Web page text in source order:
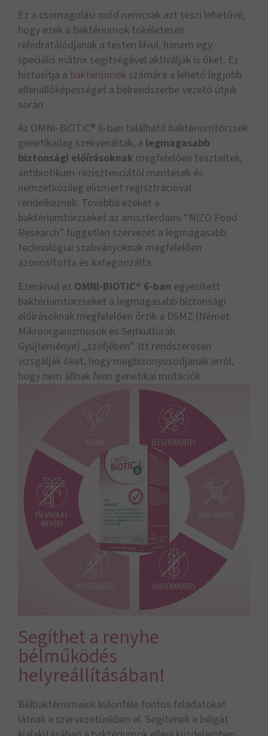
Ez a csomagolási mód nemcsak azt teszi lehetővé,
hogy ezek a baktériumok tökéletesen
rehidratálódjanak a testen kívül, hanem egy
speciális mátrix segítségével aktiválják is őket. Ez
biztosítja a baktériumok számára a lehető legjobb
ellenállóképességet a bélrendszerbe vezető útjuk
során.
Az OMNi-BiOTiC® 6-ban található baktériumtörzsek
genetikailag szekvenáltak, a legmagasabb
biztonsági előírásoknak megfelelően teszteltek,
antibiotikum-rezisztenciától mentesek és
nemzetközileg elismert regisztrációval
rendelkeznek. Továbbá ezeket a
baktériumtörzseket az amszterdami “NIZO Food
Research” független szervezet a legmagasabb
technológiai szabványoknak megfelelően
azonosította és kategorizálta.
Ezenkívül az OMNi-BiOTiC® 6-ban egyesített
baktériumtörzseket a legmagasabb biztonsági
előírásoknak megfelelően őrzik a DSMZ (Német
Mikroorganizmusok és Sejtkultúrák
Gyűjteménye) „széfjében”. Itt rendszeresen
vizsgálják őket, hogy megbizonyosodjanak arról,
hogy nem állnak fenn genetikai mutációk.
Segíthet a renyhe
bélműködés
helyreállításában!
Bélbaktériumaink különféle fontos feladatokat
látnak a szervezetünkben el. Segítenek a bélgát